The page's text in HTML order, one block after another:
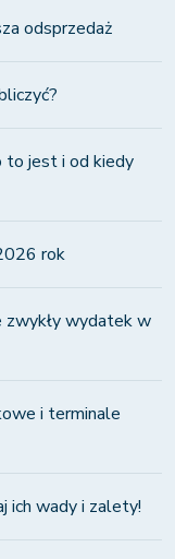
odsprzedaż
to jest i od kiedy
rok
zwykły wydatek w
i terminale
ich wady i zalety!